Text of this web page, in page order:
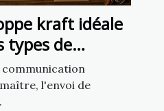
kraft idéale
types de
communication
l'envoi de